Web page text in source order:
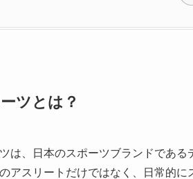
ツとは？
は、日本のスポーツブランドであ
アスリートだけではなく、日常的に